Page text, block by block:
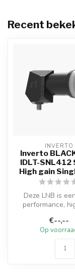
Recent
INVERTO
Inverto
IDLT-SNL412
High gain
Deze LNB is
performance,
goede ei...
€--,--
Op